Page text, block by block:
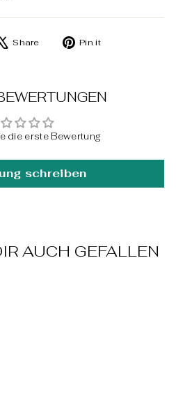
Share
Tweet Pin it
die erste Bewertung
schreiben
AUCH GEFALLEN